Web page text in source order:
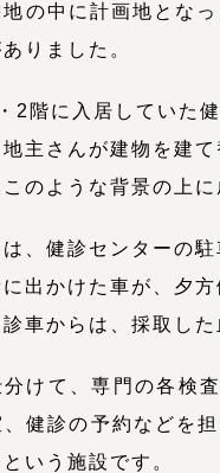
地の中に計画地とな
りました。
2階に入居していた
地主さんが建物を建
のような背景の上
、健診センターの
出かけた車が、夕
車からは、採取し
分けて、専門の各検
健診の予約などを
いう施設です。